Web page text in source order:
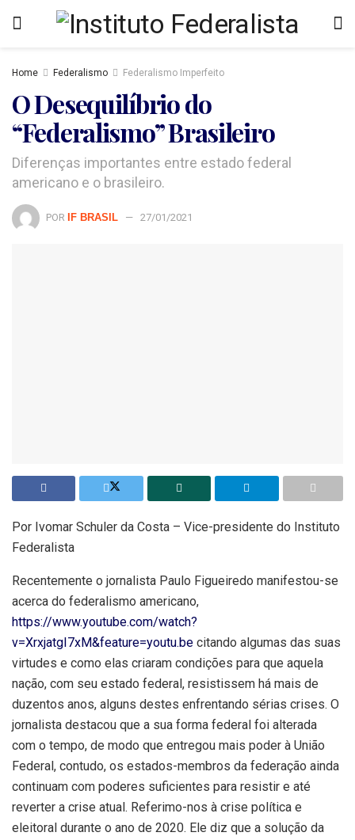
Home Federalismo Federalismo Imperfeito
O Desequilíbrio do
“Federalismo” Brasileiro
Diferenças importantes entre estado federal
americano e o brasileiro.
POR IF BRASIL 27/01/2021
Por Ivomar Schuler da Costa – Vice-presidente do Instituto
Federalista
Recentemente o jornalista Paulo Figueiredo manifestou-se
acerca do federalismo americano,
https://www.youtube.com/watch?
v=XrxjatgI7xM&feature=youtu.be citando algumas das suas
virtudes e como elas criaram condições para que aquela
nação, com seu estado federal, resistissem há mais de
duzentos anos, alguns destes enfrentando sérias crises. O
jornalista destacou que a sua forma federal foi alterada
com o tempo, de modo que entregou mais poder à União
Federal, contudo, os estados-membros da federação ainda
continuam com poderes suficientes para resistir e até
reverter a crise atual. Referimo-nos à crise política e
eleitoral durante o ano de 2020. Ele diz que a solução da